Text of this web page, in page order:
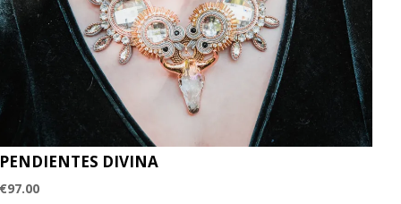
PENDIENTES DIVINA
€97.00